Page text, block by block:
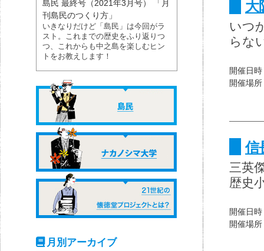
大
いつ
らな
開催日時
開催場所
信
三英
歴史
開催日時
開催場所
島民 最終号（2021年3月号） 「月
刊島民のつくり方」
いきなりだけど「島民」は今回がラ
スト。これまでの歴史をふり返りつ
つ、これからも中之島を楽しむヒン
トをお教えします！
月別アーカイブ